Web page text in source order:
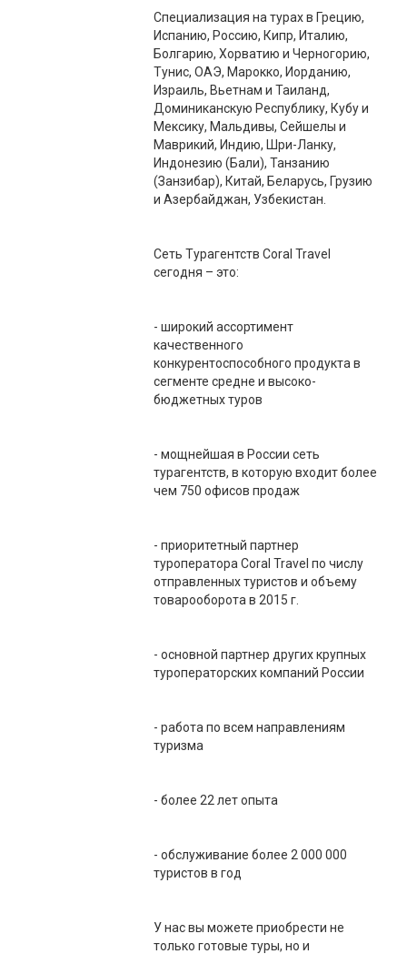
Специализация на турах в Грецию,
Испанию, Россию, Кипр, Италию,
Болгарию, Хорватию и Черногорию,
Тунис, ОАЭ, Марокко, Иорданию,
Израиль, Вьетнам и Таиланд,
Доминиканскую Республику, Кубу и
Мексику, Мальдивы, Сейшелы и
Маврикий, Индию, Шри-Ланку,
Индонезию (Бали), Танзанию
(Занзибар), Китай, Беларусь, Грузию
и Азербайджан, Узбекистан.
Сеть Турагентств Coral Travel
сегодня – это:
- широкий ассортимент
качественного
конкурентоспособного продукта в
сегменте средне и высоко-
бюджетных туров
- мощнейшая в России сеть
турагентств, в которую входит более
чем 750 офисов продаж
- приоритетный партнер
туроператора Coral Travel по числу
отправленных туристов и объему
товарооборота в 2015 г.
- основной партнер других крупных
туроператорских компаний России
- работа по всем направлениям
туризма
- более 22 лет опыта
- обслуживание более 2 000 000
туристов в год
У нас вы можете приобрести не
только готовые туры, но и